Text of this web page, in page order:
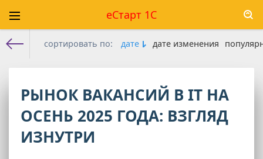
еСтарт 1С
сортировать по: дате дате изменения
РЫНОК ВАКАНСИЙ В IT НА
ОСЕНЬ 2025 ГОДА: ВЗГЛЯД
ИЗНУТРИ